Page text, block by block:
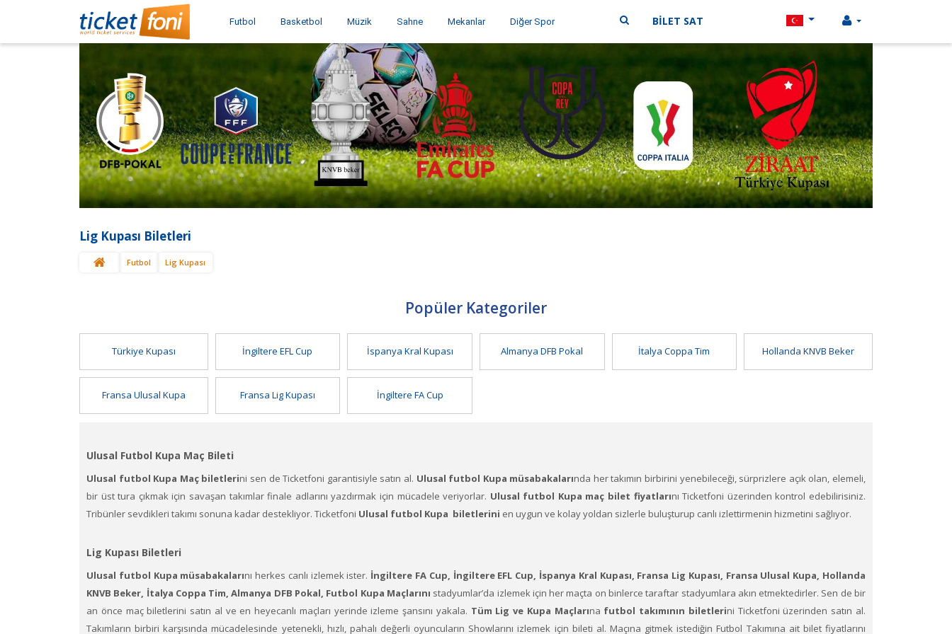
Futbol Basketbol Müzik Sahne Mekanlar Diğer Spor BİLET SAT
Lig Kupası Biletleri
Futbol Lig Kupası
Popüler Kategoriler
Türkiye Kupası İngiltere EFL Cup İspanya Kral Kupası Almanya DFB Pokal İtalya Coppa Tim Hollanda KNVB Beker
Fransa Ulusal Kupa Fransa Lig Kupası İngiltere FA Cup
Ulusal Futbol Kupa Maç Bileti
Ulusal futbol Kupa Maç biletlerini sen de Ticketfoni garantisiyle satın al. Ulusal futbol Kupa müsabakalarında her takımın birbirini yenebileceği, sürprizlere açık olan, elemeli,
bir üst tura çıkmak için savaşan takımlar finale adlarını yazdırmak için mücadele veriyorlar. Ulusal futbol Kupa maç bilet fiyatlarını Ticketfoni üzerinden kontrol edebilirisiniz.
Tribünler sevdikleri takımı sonuna kadar destekliyor. Ticketfoni Ulusal futbol Kupa biletlerini en uygun ve kolay yoldan sizlerle buluşturup canlı izlettirmenin hizmetini sağlıyor.
Lig Kupası Biletleri
Ulusal futbol Kupa müsabakalarını herkes canlı izlemek ister. İngiltere FA Cup, İngiltere EFL Cup, İspanya Kral Kupası, Fransa Lig Kupası, Fransa Ulusal Kupa, Hollanda
KNVB Beker, İtalya Coppa Tim, Almanya DFB Pokal, Futbol Kupa Maçlarını stadyumlar’da izlemek için her maçta on binlerce taraftar stadyumlara akın etmektedirler. Sen de bir
an önce maç biletlerini satın al ve en heyecanlı maçları yerinde izleme şansını yakala. Tüm Lig ve Kupa Maçlarına futbol takımının biletlerini Ticketfoni üzerinden satın al.
Takımların birbiri karşısında mücadelesinde yetenekli, hızlı, pahalı değerli oyuncuların Showlarını izlemek için bileti al. Maçına gitmek istediğin Futbol Takımına ait bilet fiyatlarını